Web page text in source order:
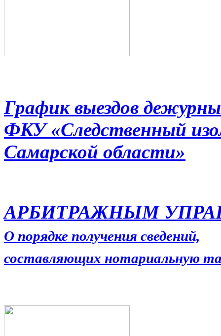
График выездов
ФКУ «Следственный
Самарской области»
АРБИТРАЖНЫМ
О порядке получения сведений,
составляющих нотариальную